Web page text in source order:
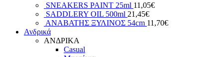
SNEAKERS PAINT 25ml 11,05€
SADDLERY OIL 500ml 21,45€
ΑΝΑΒΑΤΗΣ ΞΥΛΙΝΟΣ 54cm 11,70€
Ανδρικά
ΑΝΔΡΙΚΑ
Casual